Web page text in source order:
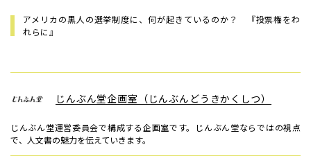
アメリカの黒人の選挙制度に、何が起きているのか？ 『投票権をわ
れらに』
じんぶん堂企画室（じんぶんどうきかくしつ）
じんぶん堂運営委員会で構成する企画室です。じんぶん堂ならではの視点
で、人文書の魅力を伝えていきます。